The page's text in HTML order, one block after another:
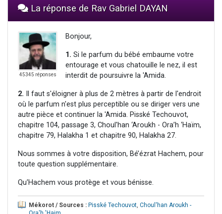
La réponse de Rav Gabriel DAYAN
45345 réponses
Bonjour,
1. Si le parfum du bébé embaume votre
entourage et vous chatouille le nez, il est
interdit de poursuivre la 'Amida.
2. Il faut s'éloigner à plus de 2 mètres à partir de l'endroit
où le parfum n'est plus perceptible ou se diriger vers une
autre pièce et continuer la 'Amida. Pisské Techouvot,
chapitre 104, passage 3, Choul'han ‘Aroukh - Ora’h ‘Haïm,
chapitre 79, Halakha 1 et chapitre 90, Halakha 27.
Nous sommes à votre disposition, Bé’ézrat Hachem, pour
toute question supplémentaire.
Qu’Hachem vous protège et vous bénisse.
Mékorot / Sources : Pisské Techouvot, Choul'han Aroukh -